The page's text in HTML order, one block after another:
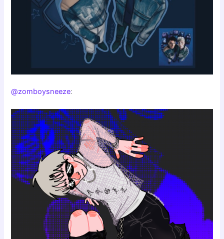
@zomboysneeze: